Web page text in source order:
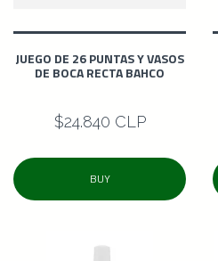
JUEGO DE 26 PUNTAS Y VASOS
DE BOCA RECTA BAHCO
$24.840 CLP
BUY